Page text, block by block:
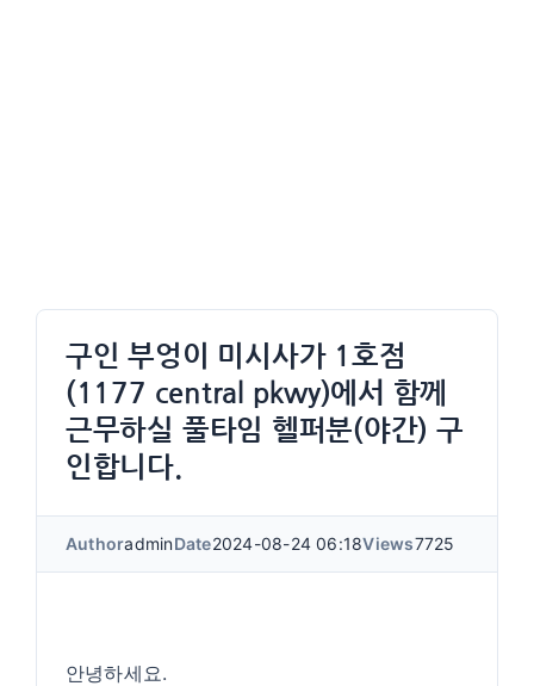
구인 부엉이 미시사가 1호점
(1177 central pkwy)에서 함께
근무하실 풀타임 헬퍼분(야간) 구
인합니다.
AuthoradminDate2024-08-24 06:18Views7725
안녕하세요.